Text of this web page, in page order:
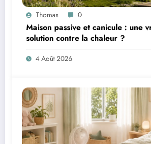
Thomas 0
Maison passive et canicule : une
solution contre la chaleur ?
4 Août 2026